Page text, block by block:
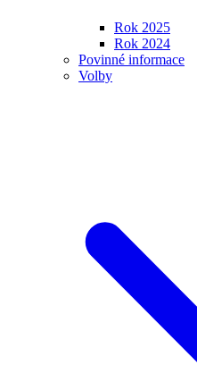
Rok 2025
Rok 2024
Povinné informace
Volby